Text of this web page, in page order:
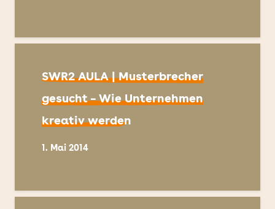
SWR2 AULA | Musterbrecher
gesucht – Wie Unternehmen
kreativ werden
1. Mai 2014